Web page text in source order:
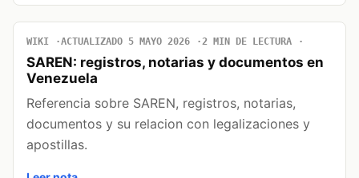
WIKI ACTUALIZADO 5 MAYO 2026 2 MIN DE LECTURA
SAREN: registros, notarias y documentos en
Venezuela
Referencia sobre SAREN, registros, notarias,
documentos y su relacion con legalizaciones y
apostillas.